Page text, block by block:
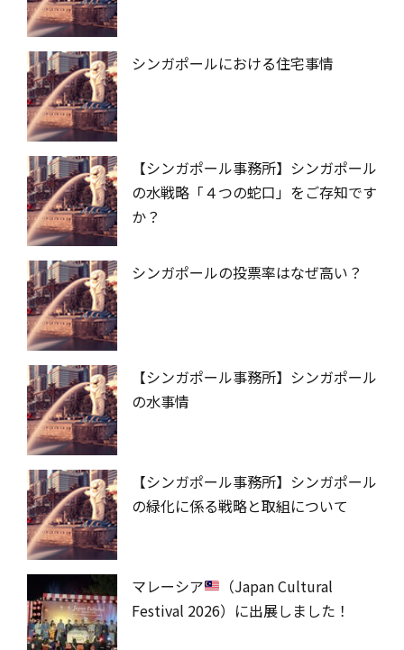
シンガポールにおける住宅事情
【シンガポール事務所】シンガポール
の水戦略「４つの蛇口」をご存知です
か？
シンガポールの投票率はなぜ高い？
【シンガポール事務所】シンガポール
の水事情
【シンガポール事務所】シンガポール
の緑化に係る戦略と取組について
マレーシア
（Japan Cultural
Festival 2026）に出展しました！